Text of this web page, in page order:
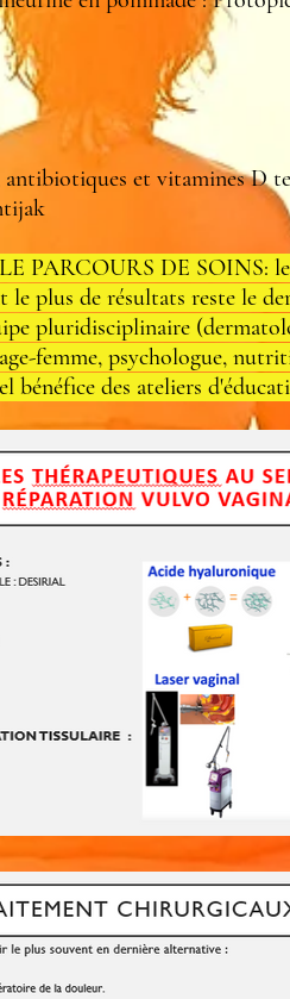
et vitamines D
PARCOURS DE SOINS: le
le plus de résultats reste le
pluridisciplinaire
femme, psychologue,
bénéfice des ateliers